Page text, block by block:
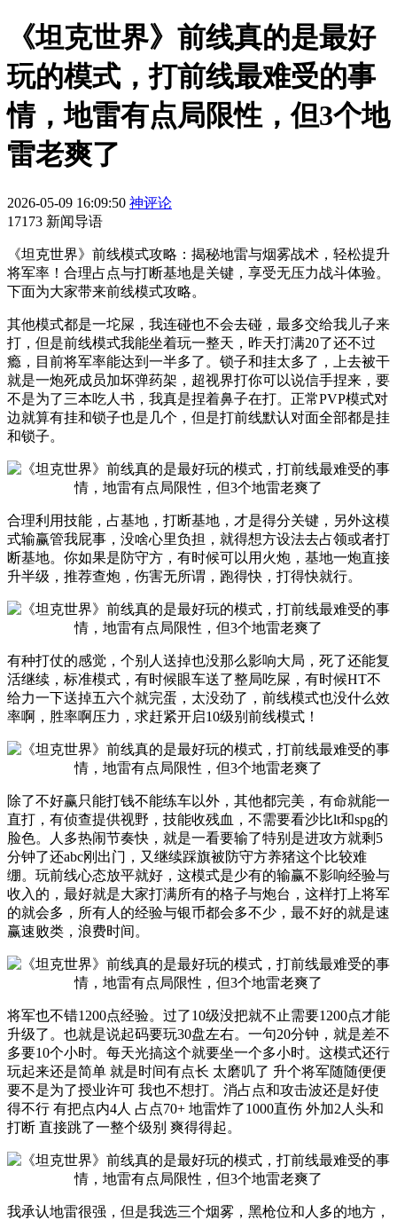
《坦克世界》前线真的是最好
玩的模式，打前线最难受的事
情，地雷有点局限性，但3个地
雷老爽了
2026-05-09 16:09:50 神评论
17173 新闻导语
《坦克世界》前线模式攻略：揭秘地雷与烟雾战术，轻松提升
将军率！合理占点与打断基地是关键，享受无压力战斗体验。
下面为大家带来前线模式攻略。
其他模式都是一坨屎，我连碰也不会去碰，最多交给我儿子来
打，但是前线模式我能坐着玩一整天，昨天打满20了还不过
瘾，目前将军率能达到一半多了。锁子和挂太多了，上去被干
就是一炮死成员加坏弹药架，超视界打你可以说信手捏来，要
不是为了三本吃人书，我真是捏着鼻子在打。正常PVP模式对
边就算有挂和锁子也是几个，但是打前线默认对面全部都是挂
和锁子。
合理利用技能，占基地，打断基地，才是得分关键，另外这模
式输赢管我屁事，没啥心里负担，就得想方设法去占领或者打
断基地。你如果是防守方，有时候可以用火炮，基地一炮直接
升半级，推荐查炮，伤害无所谓，跑得快，打得快就行。
有种打仗的感觉，个别人送掉也没那么影响大局，死了还能复
活继续，标准模式，有时候眼车送了整局吃屎，有时候HT不
给力一下送掉五六个就完蛋，太没劲了，前线模式也没什么效
率啊，胜率啊压力，求赶紧开启10级别前线模式！
除了不好赢只能打钱不能练车以外，其他都完美，有命就能一
直打，有侦查提供视野，技能收残血，不需要看沙比lt和spg的
脸色。人多热闹节奏快，就是一看要输了特别是进攻方就剩5
分钟了还abc刚出门，又继续踩旗被防守方养猪这个比较难
绷。玩前线心态放平就好，这模式是少有的输赢不影响经验与
收入的，最好就是大家打满所有的格子与炮台，这样打上将军
的就会多，所有人的经验与银币都会多不少，最不好的就是速
赢速败类，浪费时间。
将军也不错1200点经验。过了10级没把就不止需要1200点才能
升级了。也就是说起码要玩30盘左右。一句20分钟，就是差不
多要10个小时。每天光搞这个就要坐一个多小时。这模式还行
玩起来还是简单 就是时间有点长 太磨叽了 升个将军随随便便
要不是为了授业许可 我也不想打。消占点和攻击波还是好使
得不行 有把点内4人 占点70+ 地雷炸了1000直伤 外加2人头和
打断 直接跳了一整个级别 爽得得起。
我承认地雷很强，但是我选三个烟雾，黑枪位和人多的地方，